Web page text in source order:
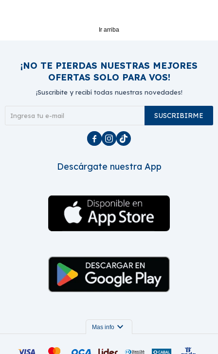
Ir arriba
¡NO TE PIERDAS NUESTRAS MEJORES
OFERTAS SOLO PARA VOS!
¡Suscribite y recibí todas nuestras novedades!
SUSCRIBIRME
  
Descárgate nuestra App
Mas info expand_more